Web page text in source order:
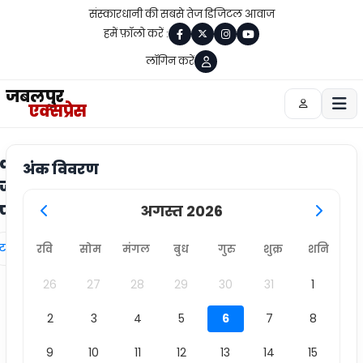
संस्कारधानी की सबसे तेज डिजिटल आवाज
हमें फ़ॉलो करें :
लॉगिन करें
जबलपुर
एक्सप्रेस
का
लिंक
अंक विवरण
अगस्त 2026
रवि सोम मंगल बुध गुरु शुक्र शनि
26 27 28 29 30 31 1
2 3 4 5 6 7 8
9 10 11 12 13 14 15